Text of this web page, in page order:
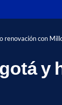
renovación con
y